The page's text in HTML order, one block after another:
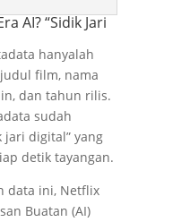
AI? “Sidik Jari
hanyalah
film, nama
dan tahun rilis.
sudah
digital” yang
detik tayangan.
data ini, Netflix
Buatan (AI)